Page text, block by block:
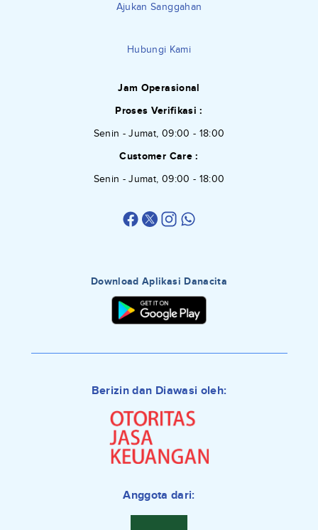
Ajukan Sanggahan
Hubungi Kami
Jam Operasional
Proses Verifikasi :
Senin - Jumat, 09:00 - 18:00
Customer Care :
Senin - Jumat, 09:00 - 18:00
Download Aplikasi Danacita
Berizin dan Diawasi oleh:
Anggota dari: